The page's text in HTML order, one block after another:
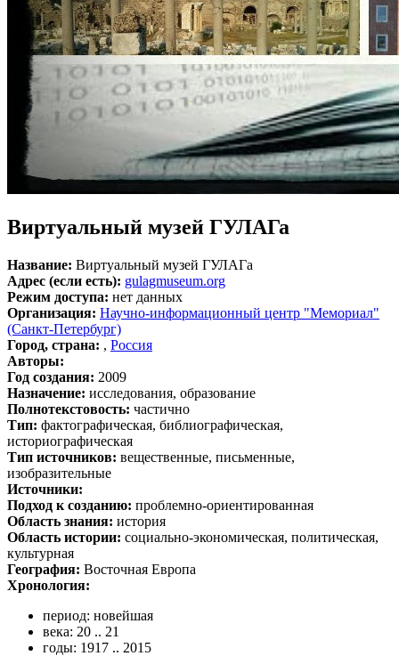
Виртуальный музей ГУЛАГа
Название: Виртуальный музей ГУЛАГа
Адрес (если есть): gulagmuseum.org
Режим доступа: нет данных
Организация: Научно-информационный центр "Мемориал"
(Санкт-Петербург)
Город, страна: , Россия
Авторы:
Год создания: 2009
Назначение: исследования, образование
Полнотекстовость: частично
Тип: фактографическая, библиографическая,
историографическая
Тип источников: вещественные, письменные,
изобразительные
Источники:
Подход к созданию: проблемно-ориентированная
Область знания: история
Область истории: социально-экономическая, политическая,
культурная
География: Восточная Европа
Хронология:
период: новейшая
века: 20 .. 21
годы: 1917 .. 2015